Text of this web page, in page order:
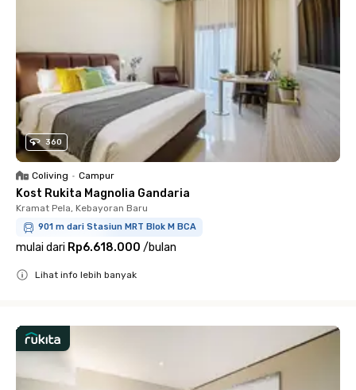
360
Coliving • Campur
Kost Rukita Magnolia Gandaria
Kramat Pela, Kebayoran Baru
901 m dari Stasiun MRT Blok M BCA
mulai dari Rp6.618.000 /bulan
Lihat info lebih banyak